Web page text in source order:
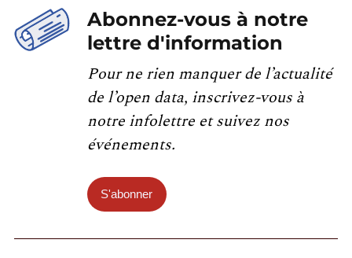
Abonnez-vous à notre
lettre d'information
Pour ne rien manquer de l’actualité
de l’open data, inscrivez-vous à
notre infolettre et suivez nos
événements.
S'abonner